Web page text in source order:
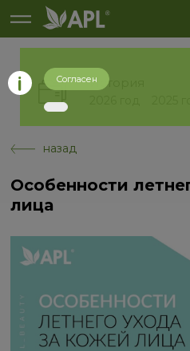
История
назад
Особенности
лица
Согласен